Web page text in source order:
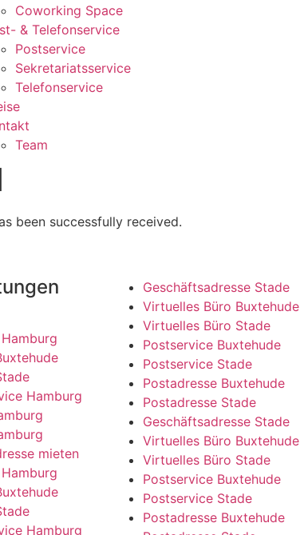
Coworking Space
& Telefonservice
Postservice
Sekretariatsservice
Telefonservice
Team
been successfully received.
Hamburg
mieten
Hamburg
Geschäftsadresse Stade
Virtuelles Büro Buxtehude
Virtuelles Büro Stade
Postservice Buxtehude
Postservice Stade
Postadresse Buxtehude
Postadresse Stade
Geschäftsadresse Stade
Virtuelles Büro Buxtehude
Virtuelles Büro Stade
Postservice Buxtehude
Postservice Stade
Postadresse Buxtehude